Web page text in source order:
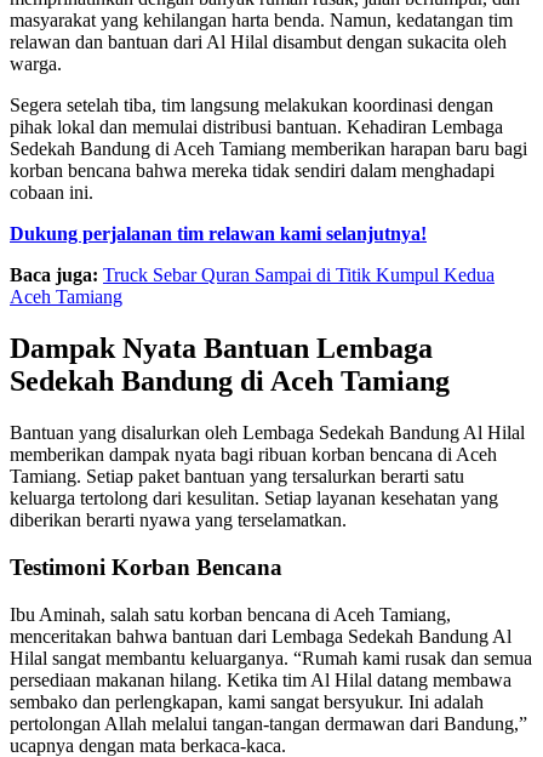
masyarakat yang kehilangan harta benda. Namun, kedatangan tim
relawan dan bantuan dari Al Hilal disambut dengan sukacita oleh
warga.
Segera setelah tiba, tim langsung melakukan koordinasi dengan
pihak lokal dan memulai distribusi bantuan. Kehadiran Lembaga
Sedekah Bandung di Aceh Tamiang memberikan harapan baru bagi
korban bencana bahwa mereka tidak sendiri dalam menghadapi
cobaan ini.
Dukung perjalanan tim relawan kami selanjutnya!
Baca juga: Truck Sebar Quran Sampai di Titik Kumpul Kedua
Aceh Tamiang
Dampak Nyata Bantuan Lembaga
Sedekah Bandung di Aceh Tamiang
Bantuan yang disalurkan oleh Lembaga Sedekah Bandung Al Hilal
memberikan dampak nyata bagi ribuan korban bencana di Aceh
Tamiang. Setiap paket bantuan yang tersalurkan berarti satu
keluarga tertolong dari kesulitan. Setiap layanan kesehatan yang
diberikan berarti nyawa yang terselamatkan.
Testimoni Korban Bencana
Ibu Aminah, salah satu korban bencana di Aceh Tamiang,
menceritakan bahwa bantuan dari Lembaga Sedekah Bandung Al
Hilal sangat membantu keluarganya. “Rumah kami rusak dan semua
persediaan makanan hilang. Ketika tim Al Hilal datang membawa
sembako dan perlengkapan, kami sangat bersyukur. Ini adalah
pertolongan Allah melalui tangan-tangan dermawan dari Bandung,”
ucapnya dengan mata berkaca-kaca.